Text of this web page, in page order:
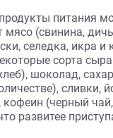
питания
(свинина,
селедка, икра и
сорта
шоколад,
сливки,
(черный
развитее